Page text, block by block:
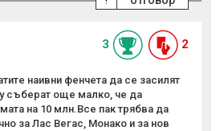
3 2
наивни фенчета да се засилят
съберат още малко, че да
на 10 млн.Все пак трябва да
за Лас Вегас, Монако и за нов